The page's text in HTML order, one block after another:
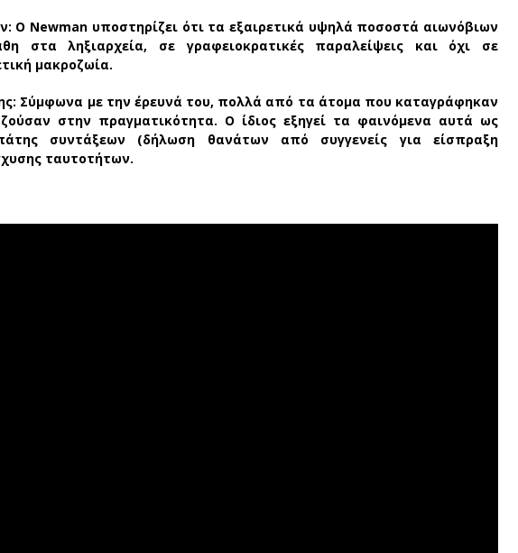
Ο Newman υποστηρίζει ότι τα εξαιρετικά υψηλά ποσοστά αιωνόβιων
στα ληξιαρχεία, σε γραφειοκρατικές παραλείψεις και όχι σε
μακροζωία.
Σύμφωνα με την έρευνά του, πολλά από τα άτομα που καταγράφηκαν
στην πραγματικότητα. Ο ίδιος εξηγεί τα φαινόμενα αυτά ως
συντάξεων (δήλωση θανάτων από συγγενείς για είσπραξη
ταυτοτήτων.